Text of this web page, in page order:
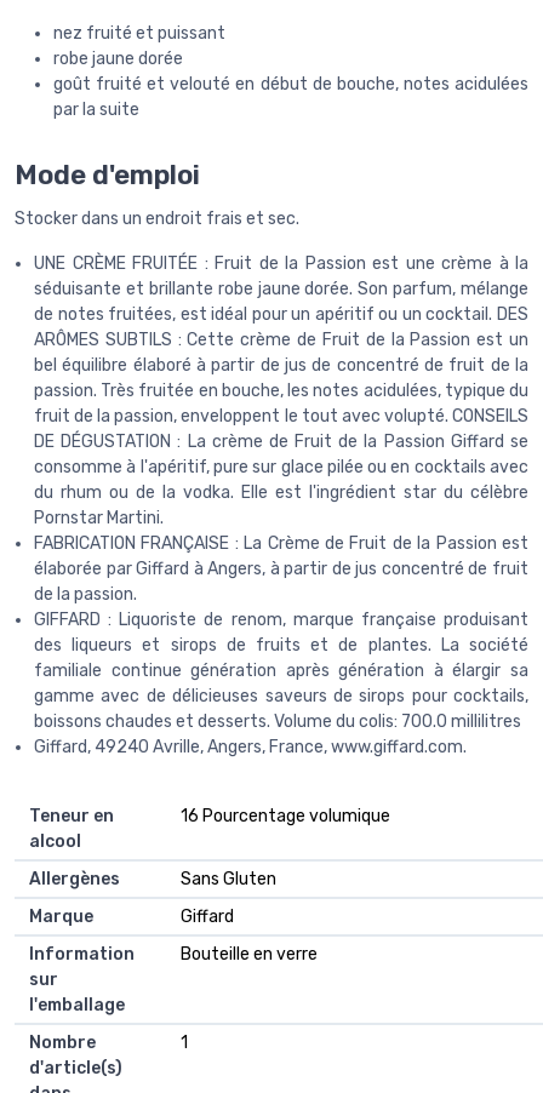
nez fruité et puissant
robe jaune dorée
goût fruité et velouté en début de bouche, notes acidulées
par la suite
Mode d'emploi
Stocker dans un endroit frais et sec.
UNE CRÈME FRUITÉE : Fruit de la Passion est une crème à la
séduisante et brillante robe jaune dorée. Son parfum, mélange
de notes fruitées, est idéal pour un apéritif ou un cocktail. DES
ARÔMES SUBTILS : Cette crème de Fruit de la Passion est un
bel équilibre élaboré à partir de jus de concentré de fruit de la
passion. Très fruitée en bouche, les notes acidulées, typique du
fruit de la passion, enveloppent le tout avec volupté. CONSEILS
DE DÉGUSTATION : La crème de Fruit de la Passion Giffard se
consomme à l'apéritif, pure sur glace pilée ou en cocktails avec
du rhum ou de la vodka. Elle est l'ingrédient star du célèbre
Pornstar Martini.
FABRICATION FRANÇAISE : La Crème de Fruit de la Passion est
élaborée par Giffard à Angers, à partir de jus concentré de fruit
de la passion.
GIFFARD : Liquoriste de renom, marque française produisant
des liqueurs et sirops de fruits et de plantes. La société
familiale continue génération après génération à élargir sa
gamme avec de délicieuses saveurs de sirops pour cocktails,
boissons chaudes et desserts. Volume du colis: 700.0 millilitres
Giffard, 49240 Avrille, Angers, France, www.giffard.com.
Teneur en
alcool
‎16 Pourcentage volumique
Allergènes
‎Sans Gluten
Marque
‎Giffard
Information
sur
l'emballage
‎Bouteille en verre
Nombre
d'article(s)
‎1